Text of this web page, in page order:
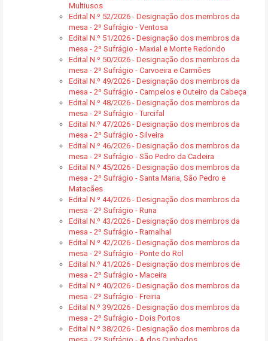
Multiusos
Edital N.º 52/2026 - Designação dos membros da
mesa - 2º Sufrágio - Ventosa
Edital N.º 51/2026 - Designação dos membros da
mesa - 2º Sufrágio - Maxial e Monte Redondo
Edital N.º 50/2026 - Designação dos membros da
mesa - 2º Sufrágio - Carvoeira e Carmões
Edital N.º 49/2026 - Designação dos membros da
mesa - 2º Sufrágio - Campelos e Outeiro da Cabeça
Edital N.º 48/2026 - Designação dos membros da
mesa - 2º Sufrágio - Turcifal
Edital N.º 47/2026 - Designação dos membros da
mesa - 2º Sufrágio - Silveira
Edital N.º 46/2026 - Designação dos membros da
mesa - 2º Sufrágio - São Pedro da Cadeira
Edital N.º 45/2026 - Designação dos membros da
mesa - 2º Sufrágio - Santa Maria, São Pedro e
Matacães
Edital N.º 44/2026 - Designação dos membros da
mesa - 2º Sufrágio - Runa
Edital N.º 43/2026 - Designação dos membros da
mesa - 2º Sufrágio - Ramalhal
Edital N.º 42/2026 - Designação dos membros da
mesa - 2º Sufrágio - Ponte do Rol
Edital N.º 41/2026 - Designação dos membros de
mesa - 2º Sufrágio - Maceira
Edital N.º 40/2026 - Designação dos membros da
mesa - 2º Sufrágio - Freiria
Edital N.º 39/2026 - Designação dos membros da
mesa - 2º Sufrágio - Dois Portos
Edital N.º 38/2026 - Designação dos membros da